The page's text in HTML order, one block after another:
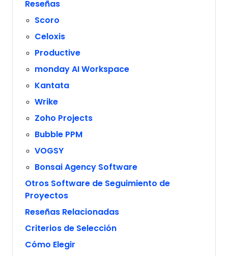
Reseñas
Scoro
Celoxis
Productive
monday AI Workspace
Kantata
Wrike
Zoho Projects
Bubble PPM
VOGSY
Bonsai Agency Software
Otros Software de Seguimiento de
Proyectos
Reseñas Relacionadas
Criterios de Selección
Cómo Elegir